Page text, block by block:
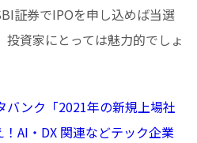
証券でIPOを申し込めば当選
投資家にとっては魅力的でしょ
バンク「2021年の新規上場社
AI・DX 関連などテック企業